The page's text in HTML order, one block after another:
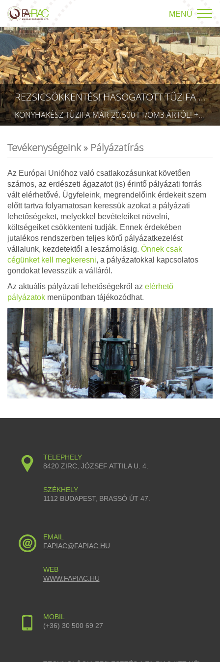
MENÜ
REZSICSÖKKENTÉS! HASOGATOTT TŰZIFA AKCIÓ!
KONYHAKÉSZ TŰZIFA MÁR 20.500 FT/ÖM3 ÁRTÓL! +36709423403 RÉSZLETEK A TÜZÉP MENÜPONTBAN! (TECHNIKAI AZONOSÍTÓ: AA 5832075)
Tevékenységeink » Pályázatírás
Az Európai Unióhoz való csatlakozásunkat követően
számos, az erdészeti ágazatot (is) érintő pályázati forrás
vált elérhetővé. Ügyfeleink, megrendelőink érdekeit szem
előtt tartva folyamatosan keressük azokat a pályázati
lehetőségeket, melyekkel bevételeiket növelni,
költségeiket csökkenteni tudják. Ennek érdekében
jutalékos rendszerben teljes körű pályázatkezelést
vállalunk, kezdetektől a leszámolásig. Önnek csak
cégünket kell megkeresni, a pályázatokkal kapcsolatos
gondokat levesszük a válláról.
Az aktuális pályázati lehetőségekről az elérhető
pályázatok menüpontban tájékozódhat.
TELEPHELY
8420 ZIRC, JÓZSEF ATTILA U. 4.
SZÉKHELY
1112 BUDAPEST, BRASSÓ ÚT 47.
EMAIL
FAPIAC@FAPIAC.HU
WEB
WWW.FAPIAC.HU
MOBIL
(+36) 30 500 69 27